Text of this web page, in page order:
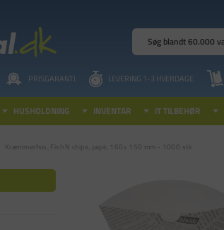
PRISGARANTI LEVERING 1-3 HVERDAGE
HUSHOLDNING INVENTAR IT TILBEHØR
Kræmmerhus, Fish N chips, papir, 160x 150 mm - 1000 stk